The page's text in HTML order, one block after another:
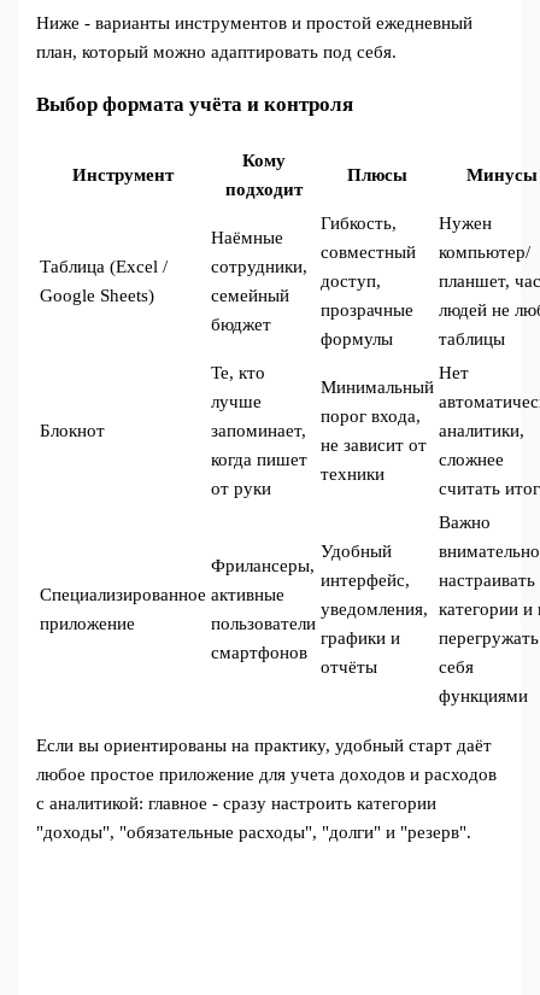
Ниже - варианты инструментов и простой ежедневный
план, который можно адаптировать под себя.
Выбор формата учёта и контроля
Инструмент
Кому
подходит
Плюсы Минусы
Таблица (Excel /
Google Sheets)
Наёмные
сотрудники,
семейный
бюджет
Гибкость,
совместный
доступ,
прозрачные
формулы
Нужен
компьютер/
планшет,
людей не
таблицы
Блокнот
Те, кто
лучше
запоминает,
когда пишет
от руки
Минимальный
порог входа,
не зависит от
техники
Нет
аналитики,
сложнее
считать
Специализированное
приложение
Фрилансеры,
активные
пользователи
смартфонов
Удобный
интерфейс,
уведомления,
графики и
отчёты
Важно
внимательно
настраивать
категории и
перегружать
себя
функциями
Если вы ориентированы на практику, удобный старт даёт
любое простое приложение для учета доходов и расходов
с аналитикой: главное - сразу настроить категории
"доходы", "обязательные расходы", "долги" и "резерв".